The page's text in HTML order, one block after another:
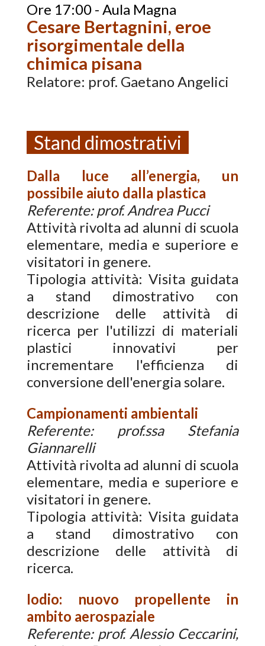
Ore 17:00 - Aula Magna
Cesare Bertagnini, eroe
risorgimentale della
chimica pisana
Relatore: prof. Gaetano Angelici
Stand dimostrativi
Dalla luce all’energia, un
possibile aiuto dalla plastica
Referente: prof. Andrea Pucci
Attività rivolta ad alunni di scuola
elementare, media e superiore e
visitatori in genere.
Tipologia attività: Visita guidata
a stand dimostrativo con
descrizione delle attività di
ricerca per l'utilizzi di materiali
plastici innovativi per
incrementare l'efficienza di
conversione dell'energia solare.
Campionamenti ambientali
Referente: prof.ssa Stefania
Giannarelli
Attività rivolta ad alunni di scuola
elementare, media e superiore e
visitatori in genere.
Tipologia attività: Visita guidata
a stand dimostrativo con
descrizione delle attività di
ricerca.
Iodio: nuovo propellente in
ambito aerospaziale
Referente: prof. Alessio Ceccarini,